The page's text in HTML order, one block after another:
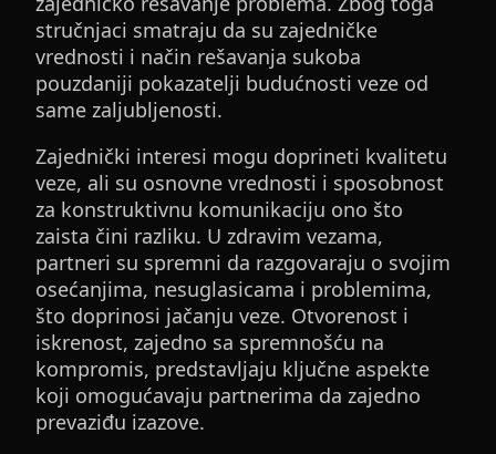
stručnjaci smatraju da su zajedničke
vrednosti i način rešavanja sukoba
pouzdaniji pokazatelji budućnosti veze od
same zaljubljenosti.
Zajednički interesi mogu doprineti kvalitetu
veze, ali su osnovne vrednosti i sposobnost
za konstruktivnu komunikaciju ono što
zaista čini razliku. U zdravim vezama,
partneri su spremni da razgovaraju o svojim
osećanjima, nesuglasicama i problemima,
što doprinosi jačanju veze. Otvorenost i
iskrenost, zajedno sa spremnošću na
kompromis, predstavljaju ključne aspekte
koji omogućavaju partnerima da zajedno
prevaziđu izazove.